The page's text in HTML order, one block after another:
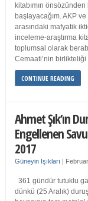
kitabımın önsözünden
başlayacağım. AKP
arasındaki mafyatik
inceleme-araştırma
toplumsal olarak
Cemaati’nin
CONTINUE READING
Ahmet Şık’ın
Engellenen
2017
Güneyin Işıkları |
361 gündür tutuklu
dünkü (25 Aralık)